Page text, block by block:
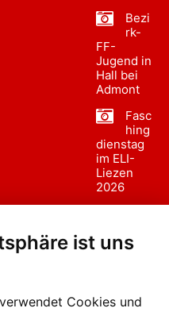
ist uns
Cookies und
Bezi
rk-
FF-
Jugend in
Hall bei
Admont
Fasc
hing
dienstag
im ELI-
Liezen
2026
sumzug
Liezen